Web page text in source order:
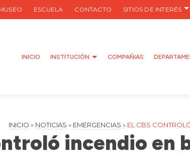
ESCUELA CONTACTO SITIOS DE INTERÉS
INICIO INSTITUCIÓN COMPAÑIAS
INICIO » NOTICIAS » EMERGENCIAS » EL CBS
incendio en